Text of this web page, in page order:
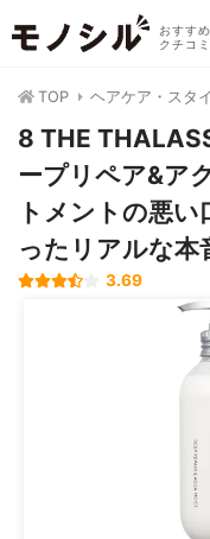
おすす
クチコ
TOP ヘアケア・スタ
8 THE
ープリペア&ア
トメントの悪
ったリアルな本
3.69